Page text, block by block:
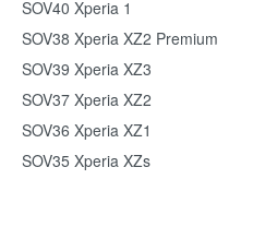
SOV40 Xperia 1
SOV38 Xperia XZ2 Premium
SOV39 Xperia XZ3
SOV37 Xperia XZ2
SOV36 Xperia XZ1
SOV35 Xperia XZs